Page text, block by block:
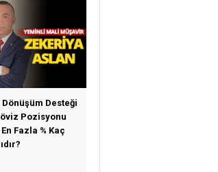
Dönüşüm Desteği
Pozisyonu
En Fazla % Kaç